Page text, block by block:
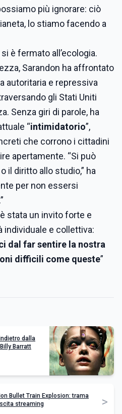
più ignorare: ciò
lo stiamo facendo a
è fermato all’ecologia.
Sarandon ha affrontato
autoritaria e repressiva
gli Stati Uniti
Senza giri di parole, ha
“intimidatorio”,
che corrono i cittadini
apertamente. “Si può
il diritto allo studio,” ha
per non essersi
stata un invito forte e
individuale e collettiva:
dal far sentire la nostra
difficili come queste”
dalla
Barratt
Bullet Train Explosion: trama
streaming
>